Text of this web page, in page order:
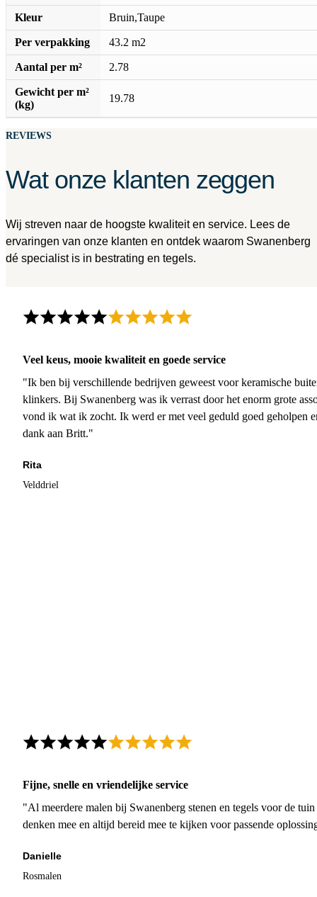
Kleur Bruin,Taupe
Per verpakking 43.2 m2
Aantal per m² 2.78
Gewicht per m²
(kg)
19.78
REVIEWS
Wat onze klanten zeggen
Wij streven naar de hoogste kwaliteit en service. Lees de
ervaringen van onze klanten en ontdek waarom Swanenberg
dé specialist is in bestrating en tegels.
Veel keus, mooie kwaliteit en goede service
"Ik ben bij verschillende bedrijven geweest voor keramische
klinkers. Bij Swanenberg was ik verrast door het enorm grote
vond ik wat ik zocht. Ik werd er met veel geduld goed geholpen
dank aan Britt."
Rita
Velddriel
Fijne, snelle en vriendelijke service
"Al meerdere malen bij Swanenberg stenen en tegels voor de
denken mee en altijd bereid mee te kijken voor passende
Danielle
Rosmalen